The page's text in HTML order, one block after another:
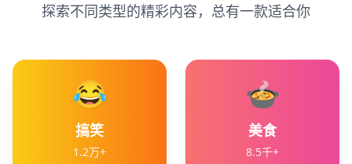
探索不同类型的精彩内容，总有一款适合你
😂
搞笑
1.2万+
🍲
美食
8.5千+